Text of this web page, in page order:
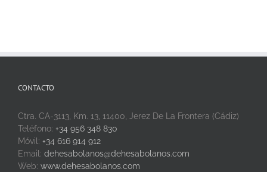
CONTACTO
Ctra. CA-3113, Km. 13, 11400, Jerez De La Frontera (Cádiz)
Teléfono: +34 956 348 830
Móvil: +34 616 914 912
Email: dehesabolanos@dehesabolanos.com
Web: www.dehesabolanos.com